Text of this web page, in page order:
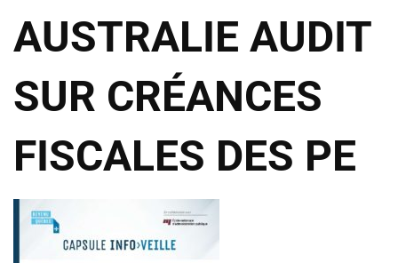
AUSTRALIE AUDIT
SUR CRÉANCES
FISCALES DES PE